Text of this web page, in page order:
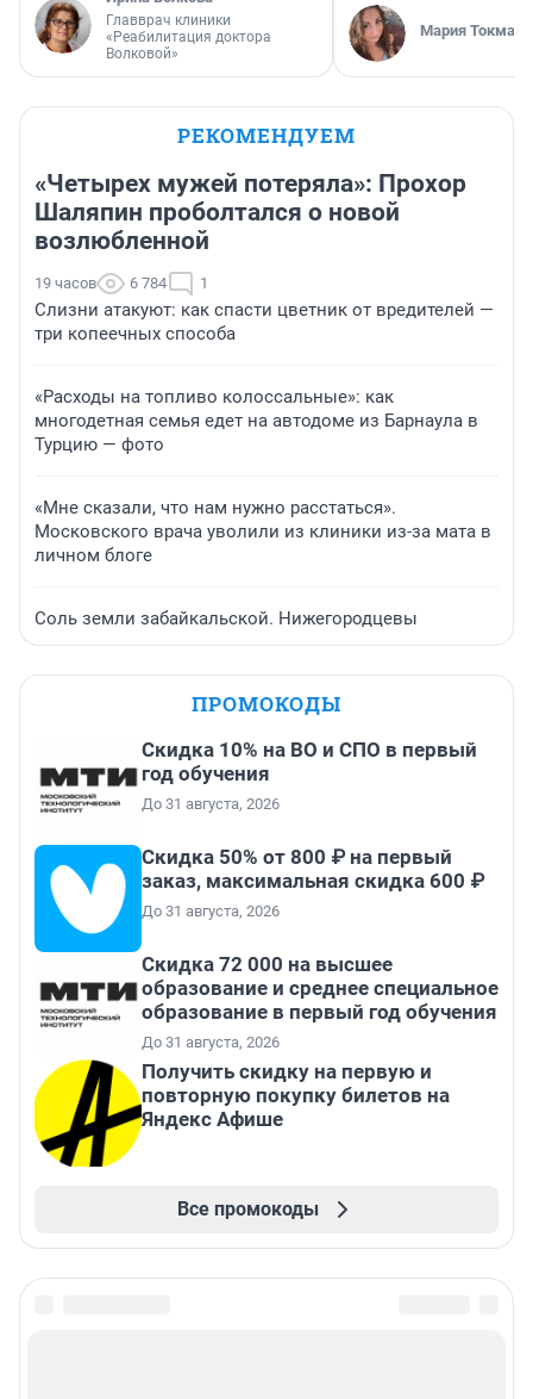
Главврач клиники
«Реабилитация доктора
Волковой»
Мария
РЕКОМЕНДУЕМ
«Четырех мужей потеряла»: Прохор
Шаляпин проболтался о новой
возлюбленной
19 часов 6 784 1
Слизни атакуют: как спасти цветник от вредителей —
три копеечных способа
«Расходы на топливо колоссальные»: как
многодетная семья едет на автодоме из Барнаула в
Турцию — фото
«Мне сказали, что нам нужно расстаться».
Московского врача уволили из клиники из-за мата в
личном блоге
Соль земли забайкальской. Нижегородцевы
ПРОМОКОДЫ
Скидка 10% на ВО и СПО в первый
год обучения
До 31 августа, 2026
Скидка 50% от 800 ₽ на первый
заказ, максимальная скидка 600 ₽
До 31 августа, 2026
Скидка 72 000 на высшее
образование и среднее специальное
образование в первый год обучения
До 31 августа, 2026
Получить скидку на первую и
повторную покупку билетов на
Яндекс Афише
Все промокоды